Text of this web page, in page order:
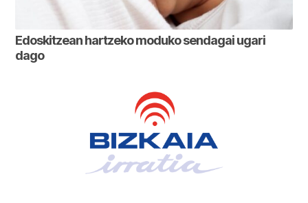
Edoskitzean hartzeko moduko sendagai ugari
dago